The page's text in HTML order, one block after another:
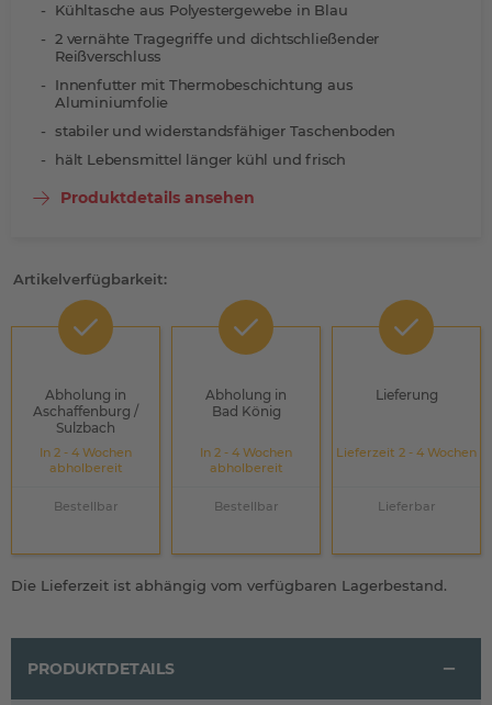
Kühltasche aus Polyestergewebe in Blau
2 vernähte Tragegriffe und dichtschließender
Reißverschluss
Innenfutter mit Thermobeschichtung aus
Aluminiumfolie
stabiler und widerstandsfähiger Taschenboden
hält Lebensmittel länger kühl und frisch
Produktdetails ansehen
Artikelverfügbarkeit:
Abholung in
Aschaffenburg /
Sulzbach
In 2 - 4 Wochen
abholbereit
Bestellbar
Abholung in
Bad König
In 2 - 4 Wochen
abholbereit
Bestellbar
Lieferung
Lieferzeit 2 - 4 Wochen
Lieferbar
Die Lieferzeit ist abhängig vom verfügbaren Lagerbestand.
PRODUKTDETAILS